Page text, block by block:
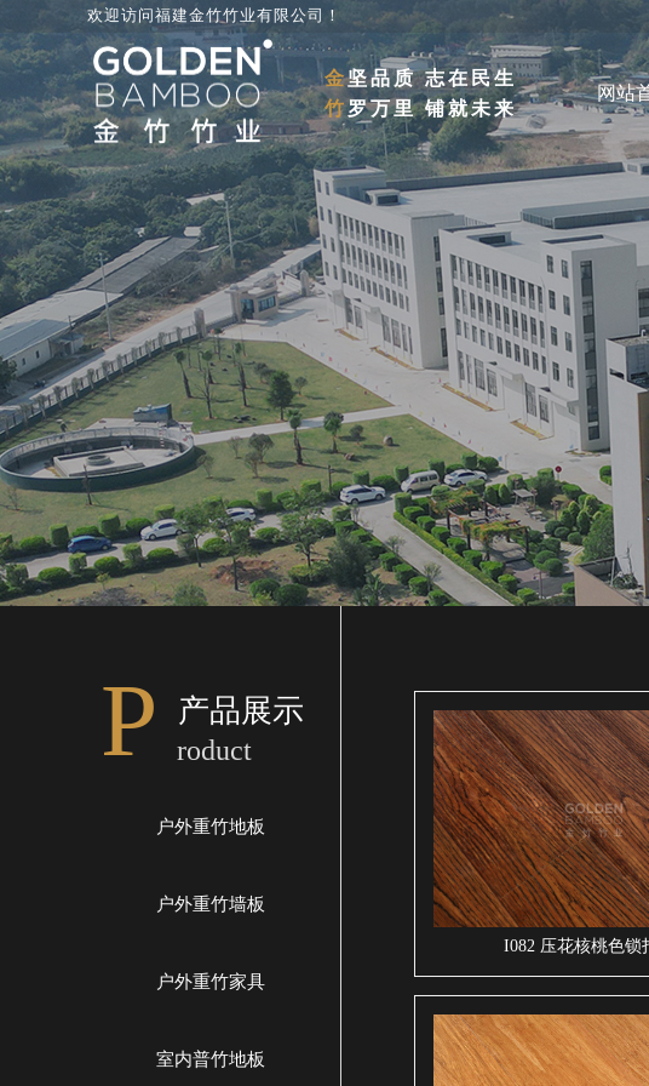
欢迎访问福建金竹竹业有限公司 ！
网站
金坚品质 志在民生
竹罗万里 铺就未来
户外重竹地板
户外重竹墙板
户外重竹家具
室内普竹地板
roduct
产品展示
P
I082 压花核桃色锁